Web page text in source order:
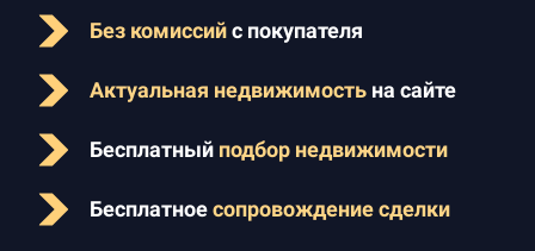
Без комиссийс покупателя
Актуальная недвижимость на сайте
Бесплатный подбор недвижимости
Бесплатноесопровождение сделки